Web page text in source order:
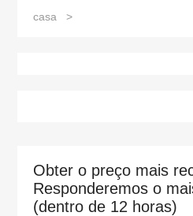
casa >
Obter o preço mais
Responderemos o
(dentro de 12 horas)